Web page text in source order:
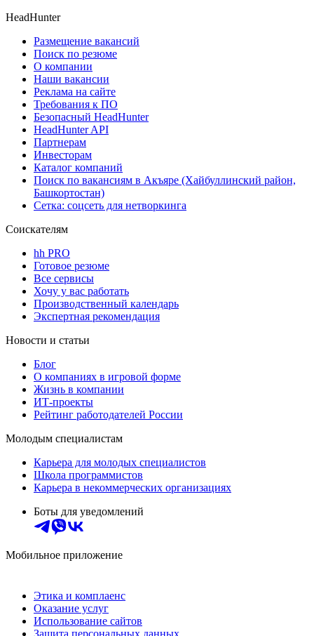
HeadHunter
Размещение вакансий
Поиск по резюме
О компании
Наши вакансии
Реклама на сайте
Требования к ПО
Безопасный HeadHunter
HeadHunter API
Партнерам
Инвесторам
Каталог компаний
Поиск по вакансиям в Акъяре (Хайбуллинский район,
Башкортостан)
Сетка: соцсеть для нетворкинга
Соискателям
hh PRO
Готовое резюме
Все сервисы
Хочу у вас работать
Производственный календарь
Экспертная рекомендация
Новости и статьи
Блог
О компаниях в игровой форме
Жизнь в компании
ИТ-проекты
Рейтинг работодателей России
Молодым специалистам
Карьера для молодых специалистов
Школа программистов
Карьера в некоммерческих организациях
Боты для уведомлений
Мобильное приложение
Этика и комплаенс
Оказание услуг
Использование сайтов
Защита персональных данных